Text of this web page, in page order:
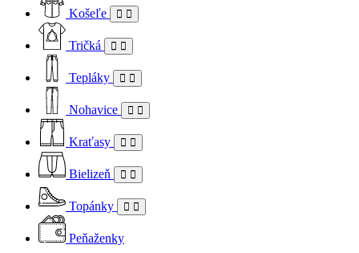
Košeľe
Tričká
Tepláky
Nohavice
Kraťasy
Bielizeň
Topánky
Peňaženky